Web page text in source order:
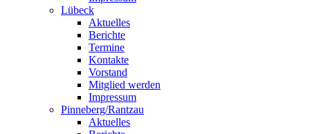
Lübeck
Aktuelles
Berichte
Termine
Kontakte
Vorstand
Mitglied werden
Impressum
Pinneberg/Rantzau
Aktuelles